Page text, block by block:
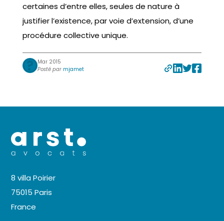
certaines d’entre elles, seules de nature à
justifier l’existence, par voie d’extension, d’une
procédure collective unique.
Mar 2015
Posté par mjamet
8 villa Poirier
75015 Paris
France